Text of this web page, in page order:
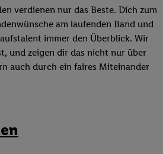
verdienen nur das Beste. Dich zum
am laufenden Band und
immer den Überblick. Wir
und zeigen dir das nicht nur über
auch durch ein faires Miteinander